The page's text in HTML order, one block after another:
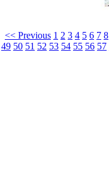
<< Previous 1 2 3 4 5 6 7 8
49 50 51 52 53 54 55 56 57